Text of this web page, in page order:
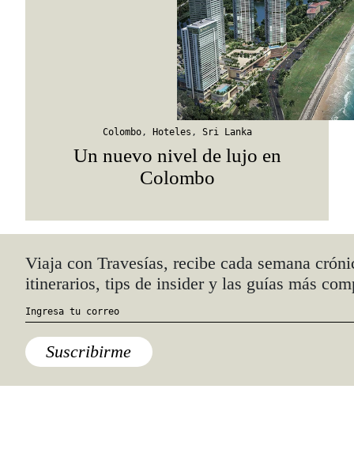
Colombo, Hoteles , Sri Lanka
Un nuevo nivel de lujo en
Colombo
Quiénes somos
Anúnciate con nosotros